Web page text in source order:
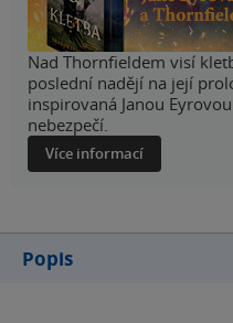
Nad Thornfieldem visí
poslední nadějí na její
inspirovaná Janou
nebezpečí.
Více informací
Popis